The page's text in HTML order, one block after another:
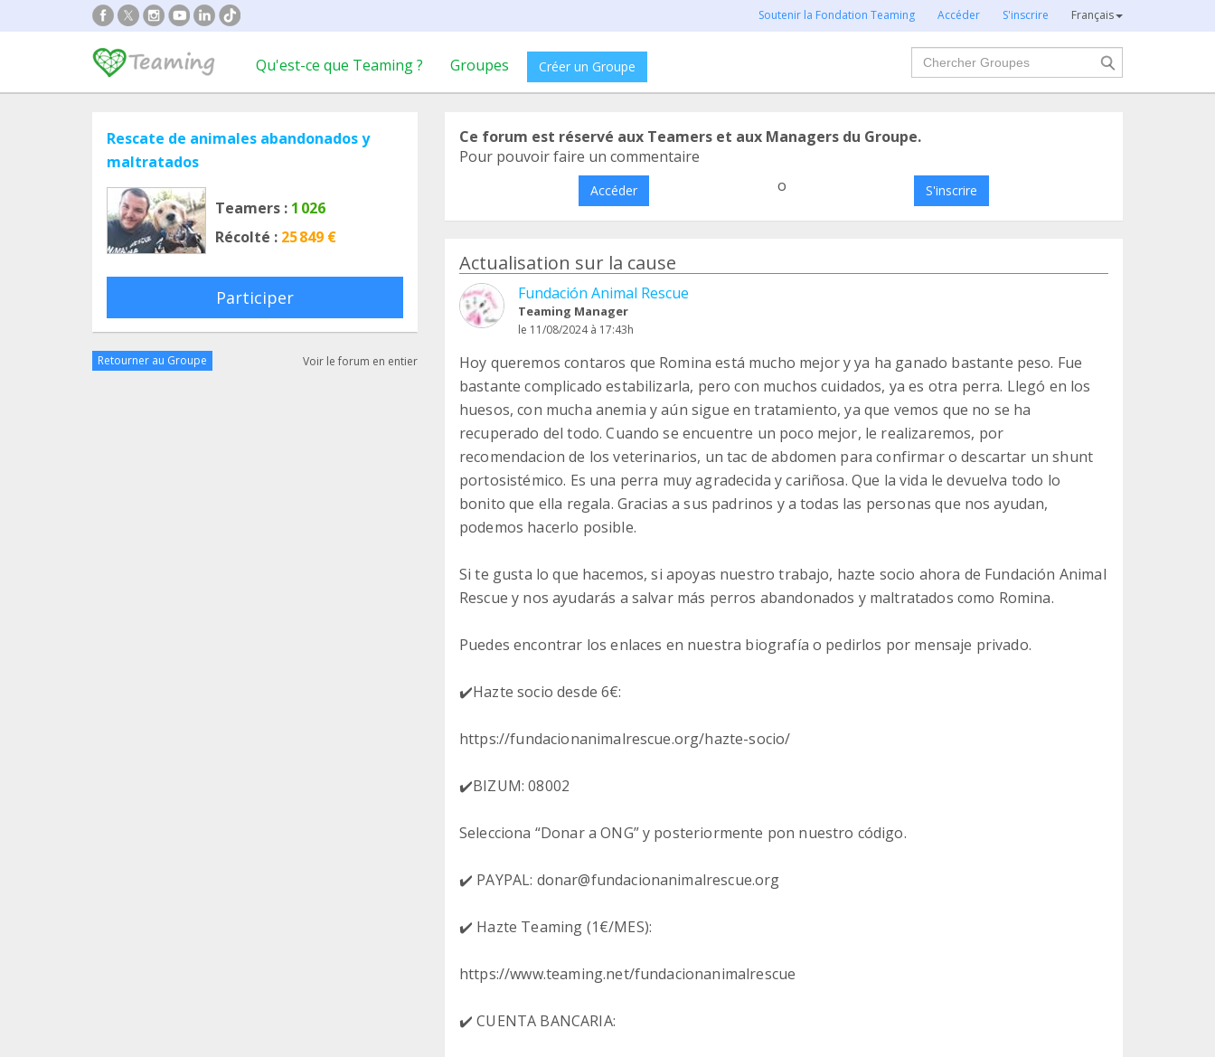
Soutenir la Fondation Teaming Accéder S'inscrire Français
Qu'est-ce que Teaming ? Groupes Créer un Groupe
Chercher
Rescate de animales abandonados y
maltratados
Teamers : 1 026
Récolté : 25 849 €
Participer
Retourner au Groupe Voir le forum en entier
Ce forum est réservé aux Teamers et aux Managers du Groupe.
Pour pouvoir faire un commentaire
Accéder o S'inscrire
Actualisation sur la cause
Fundación Animal Rescue
Teaming Manager
le 11/08/2024 à 17:43h
Hoy queremos contaros que Romina está mucho mejor y ya ha ganado bastante peso. Fue
bastante complicado estabilizarla, pero con muchos cuidados, ya es otra perra. Llegó en los
huesos, con mucha anemia y aún sigue en tratamiento, ya que vemos que no se ha
recuperado del todo. Cuando se encuentre un poco mejor, le realizaremos, por
recomendacion de los veterinarios, un tac de abdomen para confirmar o descartar un shunt
portosistémico. Es una perra muy agradecida y cariñosa. Que la vida le devuelva todo lo
bonito que ella regala. Gracias a sus padrinos y a todas las personas que nos ayudan,
podemos hacerlo posible.
Si te gusta lo que hacemos, si apoyas nuestro trabajo, hazte socio ahora de Fundación Animal
Rescue y nos ayudarás a salvar más perros abandonados y maltratados como Romina.
Puedes encontrar los enlaces en nuestra biografía o pedirlos por mensaje privado.
✔️Hazte socio desde 6€:
https://fundacionanimalrescue.org/hazte-socio/
✔️BIZUM: 08002
Selecciona “Donar a ONG” y posteriormente pon nuestro código.
✔️ PAYPAL: donar@fundacionanimalrescue.org
✔️ Hazte Teaming (1€/MES):
https://www.teaming.net/fundacionanimalrescue
✔️ CUENTA BANCARIA: